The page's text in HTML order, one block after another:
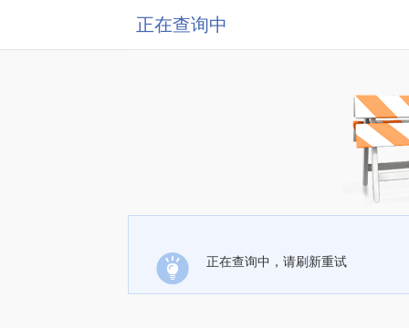
正在查询中
正在查询中，请刷新重试